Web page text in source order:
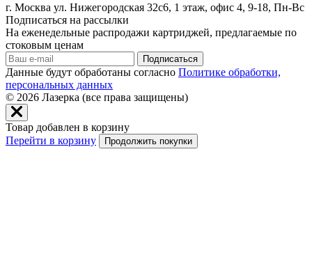
г. Москва ул. Нижегородская 32с6, 1 этаж, офис 4, 9-18, Пн-Вс
Подписаться на рассылки
На еженедельные распродажи картриджей, предлагаемые по
стоковым ценам
Подписаться
Данные будут обработаны согласно Политике обработки,
персональных данных
© 2026 Лазерка (все права защищены)
Товар добавлен в корзину
Перейти в корзину
Продолжить покупки